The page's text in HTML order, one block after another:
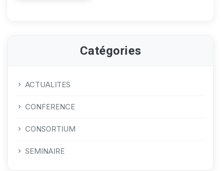
Catégories
ACTUALITES
CONFERENCE
CONSORTIUM
SEMINAIRE